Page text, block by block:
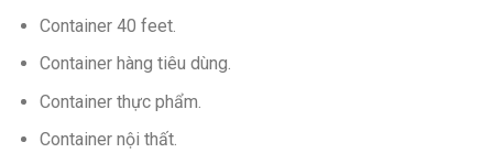
Container 40 feet.
Container hàng tiêu dùng.
Container thực phẩm.
Container nội thất.